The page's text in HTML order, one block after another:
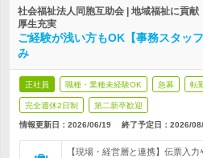
社会福祉法人同胞互助会 | 地域福祉に貢献
厚生充実
ご経験が浅い方もOK【事務スタッ
み
正社員 職種・業種未経験OK 急募 転
完全週休2日制 第二新卒歓迎
情報更新日：2026/06/19 終了予定日： 2026/
【現場・経営層と連携】伝票入